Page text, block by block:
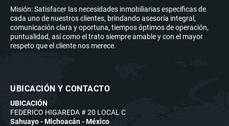
Misión: Satisfacer las necesidades inmobiliarias específicas de
cada uno de nuestros clientes, brindando asesoría integral,
comunicación clara y oportuna, tiempos óptimos de operación,
puntualidad, así como el trato siempre amable y con el mayor
respeto que el cliente nos merece.
UBICACIÓN Y CONTACTO
UBICACIÓN
FEDERICO HIGAREDA # 20 LOCAL C
Sahuayo - Michoacán - México